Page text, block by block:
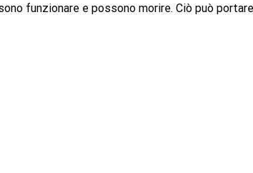
funzionare e possono morire. Ciò può